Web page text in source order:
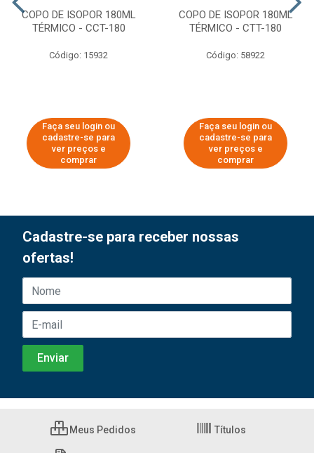
COPO DE ISOPOR 180ML
TÉRMICO - CCT-180
Código: 15932
Faça seu login ou
cadastre-se para
ver preços e
comprar
COPO DE ISOPOR 180ML
TÉRMICO - CTT-180
Código: 58922
Faça seu login ou
cadastre-se para
ver preços e
comprar
Cadastre-se para receber nossas
ofertas!
Meus Pedidos Títulos